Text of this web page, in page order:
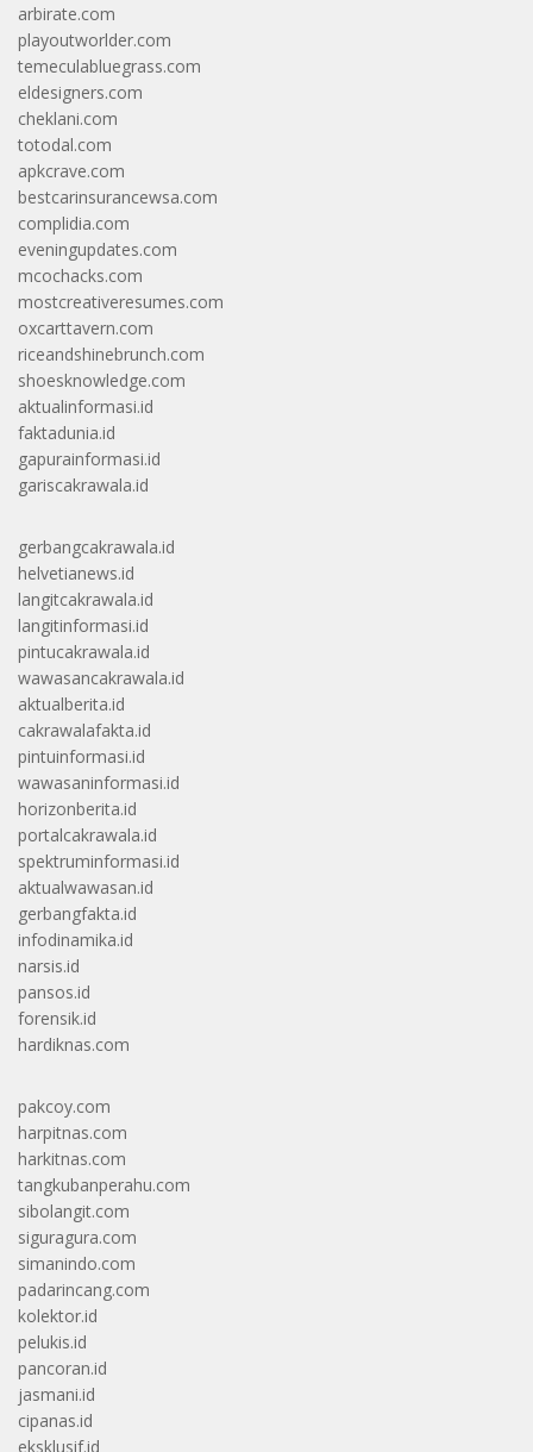
arbirate.com
playoutworlder.com
temeculabluegrass.com
eldesigners.com
cheklani.com
totodal.com
apkcrave.com
bestcarinsurancewsa.com
complidia.com
eveningupdates.com
mcochacks.com
mostcreativeresumes.com
oxcarttavern.com
riceandshinebrunch.com
shoesknowledge.com
aktualinformasi.id
faktadunia.id
gapurainformasi.id
gariscakrawala.id
gerbangcakrawala.id
helvetianews.id
langitcakrawala.id
langitinformasi.id
pintucakrawala.id
wawasancakrawala.id
aktualberita.id
cakrawalafakta.id
pintuinformasi.id
wawasaninformasi.id
horizonberita.id
portalcakrawala.id
spektruminformasi.id
aktualwawasan.id
gerbangfakta.id
infodinamika.id
narsis.id
pansos.id
forensik.id
hardiknas.com
pakcoy.com
harpitnas.com
harkitnas.com
tangkubanperahu.com
sibolangit.com
siguragura.com
simanindo.com
padarincang.com
kolektor.id
pelukis.id
pancoran.id
jasmani.id
cipanas.id
eksklusif.id